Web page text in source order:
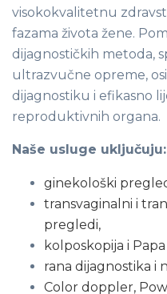
visokokvalitetnu
fazama života žene.
dijagnostičkih metoda,
ultrazvučne opreme,
dijagnostiku i efikasno
reproduktivnih organa.
Naše usluge uključuju:
ginekološki
transvaginalni i
pregledi,
kolposkopija i
rana dijagnostika i
Color doppler,